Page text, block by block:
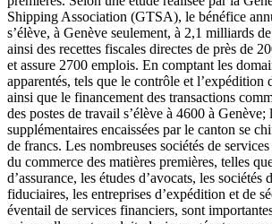
Shipping Association (GTSA), le bénéfice
s’élève, à Genève seulement, à 2,1 milliards
ainsi des recettes fiscales directes de près de
et assure 2700 emplois. En comptant les
apparentés, tels que le contrôle et l’expédition
ainsi que le financement des transactions
des postes de travail s’élève à 4600 à Genève;
supplémentaires encaissées par le canton se
de francs. Les nombreuses sociétés de
du commerce des matières premières, telles
d’assurance, les études d’avocats, les sociétés
fiduciaires, les entreprises d’expédition et de
éventail de services financiers, sont